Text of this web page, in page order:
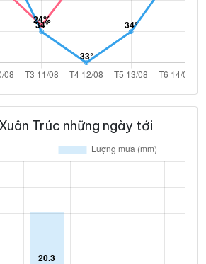
Trúc những ngày tới